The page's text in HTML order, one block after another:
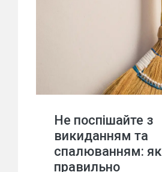
Не поспішайте з
викиданням та
спалюванням: як
правильно